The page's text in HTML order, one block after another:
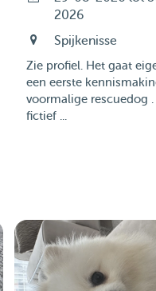
2026
Spijkenisse
Zie profiel. Het gaat
een eerste
voormalige rescuedog
fictief ...